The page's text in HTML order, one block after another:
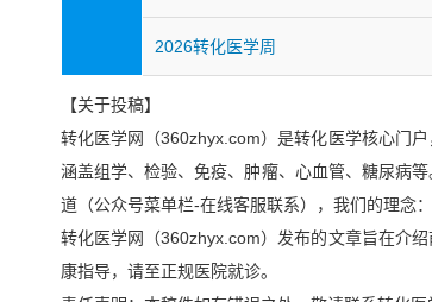
2026转化医学周
【关于投稿】
转化医学网（360zhyx.com）是转化医学核心门
涵盖组学、检验、免疫、肿瘤、心血管、糖尿病
道（公众号菜单栏-在线客服联系），我们的理念
转化医学网（360zhyx.com）发布的文章旨在介
康指导，请至正规医院就诊。